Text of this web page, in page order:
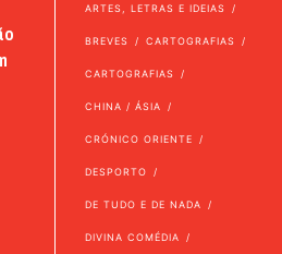
ARTES, LETRAS E IDEIAS
BREVES CARTOGRAFIAS
CARTOGRAFIAS
CHINA / ÁSIA
CRÓNICO ORIENTE
DESPORTO
DE TUDO E DE NADA
DIVINA COMÉDIA